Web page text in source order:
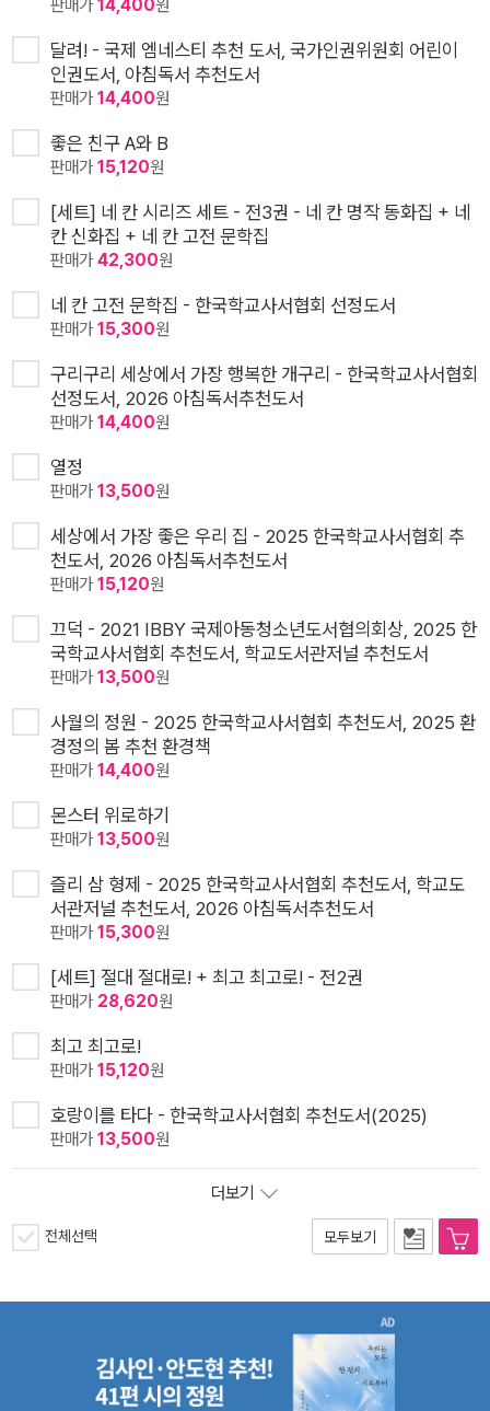
판매가14,400원
달려! - 국제 엠네스티 추천 도서, 국가인권위원회 어린이
인권도서, 아침독서 추천도서
판매가14,400원
좋은 친구 A와 B
판매가15,120원
[세트] 네 칸 시리즈 세트 - 전3권 - 네 칸 명작 동화집 + 네
칸 신화집 + 네 칸 고전 문학집
판매가42,300원
네 칸 고전 문학집 - 한국학교사서협회 선정도서
판매가15,300원
구리구리 세상에서 가장 행복한 개구리 - 한국학교사서협회
선정도서, 2026 아침독서추천도서
판매가14,400원
열정
판매가13,500원
세상에서 가장 좋은 우리 집 - 2025 한국학교사서협회 추
천도서, 2026 아침독서추천도서
판매가15,120원
끄덕 - 2021 IBBY 국제아동청소년도서협의회상, 2025 한
국학교사서협회 추천도서, 학교도서관저널 추천도서
판매가13,500원
사월의 정원 - 2025 한국학교사서협회 추천도서, 2025 환
경정의 봄 추천 환경책
판매가14,400원
몬스터 위로하기
판매가13,500원
즐리 삼 형제 - 2025 한국학교사서협회 추천도서, 학교도
서관저널 추천도서, 2026 아침독서추천도서
판매가15,300원
[세트] 절대 절대로! + 최고 최고로! - 전2권
판매가 28,620원
최고 최고로!
판매가15,120원
호랑이를 타다 - 한국학교사서협회 추천도서(2025)
판매가13,500원
더보기
전체선택 모두보기